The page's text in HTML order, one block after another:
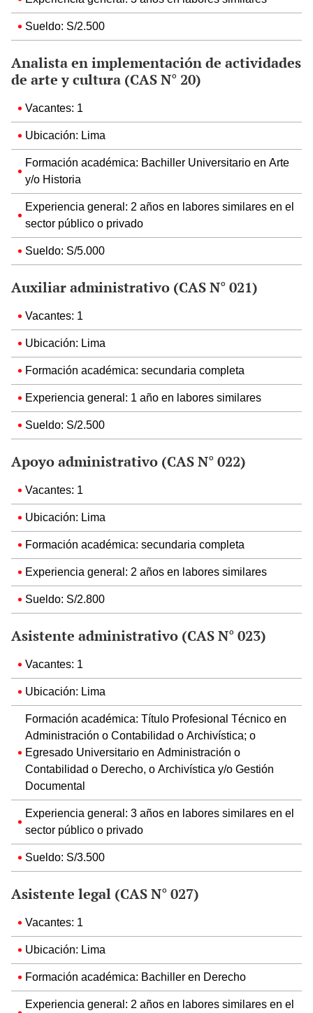
Sueldo: S/2.500
Analista en implementación de actividades
de arte y cultura (CAS N° 20)
Vacantes: 1
Ubicación: Lima
Formación académica: Bachiller Universitario en Arte
y/o Historia
Experiencia general: 2 años en labores similares en el
sector público o privado
Sueldo: S/5.000
Auxiliar administrativo (CAS N° 021)
Vacantes: 1
Ubicación: Lima
Formación académica: secundaria completa
Experiencia general: 1 año en labores similares
Sueldo: S/2.500
Apoyo administrativo (CAS N° 022)
Vacantes: 1
Ubicación: Lima
Formación académica: secundaria completa
Experiencia general: 2 años en labores similares
Sueldo: S/2.800
Asistente administrativo (CAS N° 023)
Vacantes: 1
Ubicación: Lima
Formación académica: Título Profesional Técnico en
Administración o Contabilidad o Archivística; o
Egresado Universitario en Administración o
Contabilidad o Derecho, o Archivística y/o Gestión
Documental
Experiencia general: 3 años en labores similares en el
sector público o privado
Sueldo: S/3.500
Asistente legal (CAS N° 027)
Vacantes: 1
Ubicación: Lima
Formación académica: Bachiller en Derecho
Experiencia general: 2 años en labores similares en el